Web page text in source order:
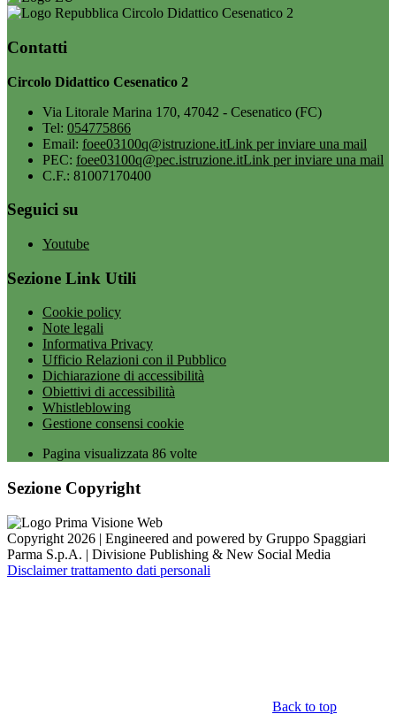
Circolo Didattico Cesenatico 2
Contatti
Circolo Didattico Cesenatico 2
Via Litorale Marina 170, 47042 - Cesenatico (FC)
Tel: 054775866
Email: foee03100q@istruzione.itLink per inviare una mail
PEC: foee03100q@pec.istruzione.itLink per inviare una mail
C.F.: 81007170400
Seguici su
Youtube
Sezione Link Utili
Cookie policy
Note legali
Informativa Privacy
Ufficio Relazioni con il Pubblico
Dichiarazione di accessibilità
Obiettivi di accessibilità
Whistleblowing
Gestione consensi cookie
Pagina visualizzata 86 volte
Sezione Copyright
Copyright 2026 | Engineered and powered by Gruppo Spaggiari
Parma S.p.A. | Divisione Publishing & New Social Media
Disclaimer trattamento dati personali
Back to top